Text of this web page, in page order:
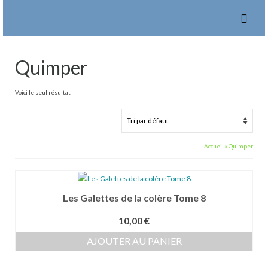
Quimper
Voici le seul résultat
Accueil »Quimper
Les Galettes de la colère Tome 8
10,00€
AJOUTER AU PANIER